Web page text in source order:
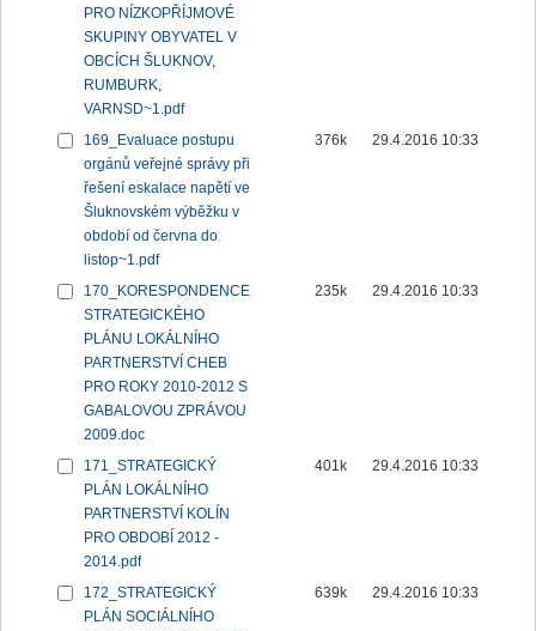
PRO NÍZKOPŘÍJMOVÉ
SKUPINY OBYVATEL V
OBCÍCH ŠLUKNOV,
RUMBURK,
VARNSD~1.pdf
169_Evaluace postupu
orgánů veřejné správy při
řešení eskalace napětí ve
Šluknovském výběžku v
období od června do
listop~1.pdf
376k 29.4.2016 10:33
170_KORESPONDENCE
STRATEGICKÉHO
PLÁNU LOKÁLNÍHO
PARTNERSTVÍ CHEB
PRO ROKY 2010-2012 S
GABALOVOU ZPRÁVOU
2009.doc
235k 29.4.2016 10:33
171_STRATEGICKÝ
PLÁN LOKÁLNÍHO
PARTNERSTVÍ KOLÍN
PRO OBDOBÍ 2012 -
2014.pdf
401k 29.4.2016 10:33
172_STRATEGICKÝ
PLÁN SOCIÁLNÍHO
639k 29.4.2016 10:33